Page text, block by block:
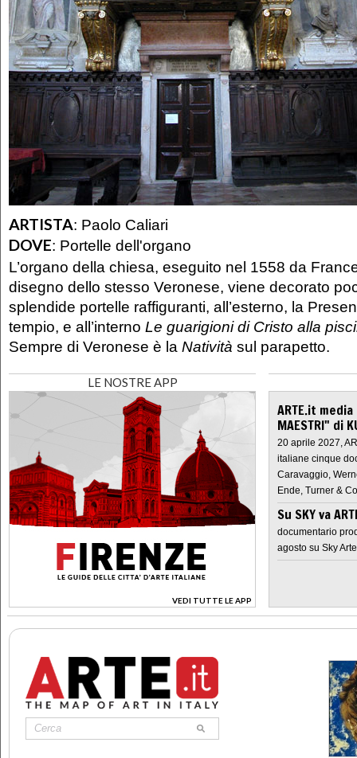
ARTISTA: Paolo Caliari
DOVE: Portelle dell'organo
L’organo della chiesa, eseguito nel 1558 da
disegno dello stesso Veronese, viene decorato
splendide portelle raffiguranti, all’esterno, la
tempio, e all’interno Le guarigioni di Cristo alla
Sempre di Veronese è la Natività sul parapetto.
LE NOSTRE APP
VEDI TUTTE LE APP
>
ARTE.it
MAESTRI" di
20 aprile 2027,
italiane cinque
Caravaggio,
Ende, Turner &
Su SKY va
documentario
agosto su Sky Arte